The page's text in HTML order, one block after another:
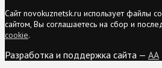
Сайт novokuznetsk.ru использует файлы
сайтом, Вы соглашаетесь на сбор и
cookie.
Разработка и поддержка сайта — AA